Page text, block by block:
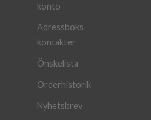
konto
Adressboks
kontakter
Önskelista
Orderhistorik
Nyhetsbrev